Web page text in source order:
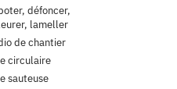
défoncer,
lameller
de chantier
circulaire
sauteuse